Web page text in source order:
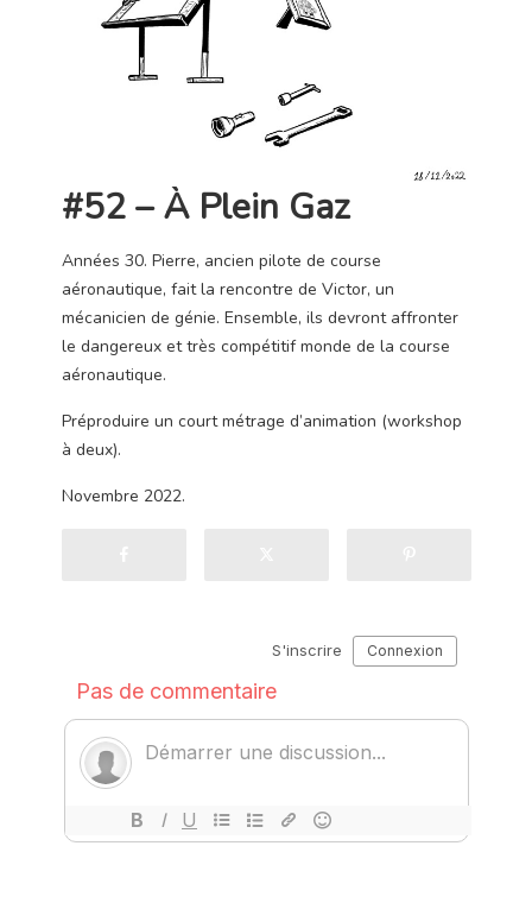
#52 – À Plein Gaz
Années 30. Pierre, ancien pilote de course
aéronautique, fait la rencontre de Victor, un
mécanicien de génie. Ensemble, ils devront affronter
le dangereux et très compétitif monde de la course
aéronautique.
Préproduire un court métrage d’animation (workshop
à deux).
Novembre 2022.